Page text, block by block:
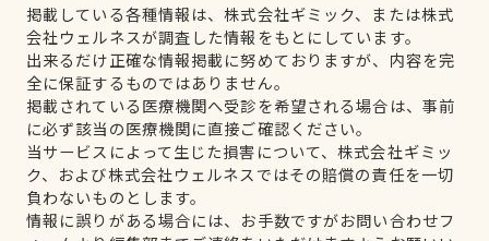
掲載している各種情報は、株式会社ギミック、または株式
会社ウェルネスが調査した情報をもとにしています。
出来るだけ正確な情報掲載に努めておりますが、内容を完
全に保証するものではありません。
掲載されている医療機関へ受診を希望される場合は、事前
に必ず該当の医療機関に直接ご確認ください。
当サービスによって生じた損害について、株式会社ギミッ
ク、および株式会社ウェルネスではその賠償の責任を一切
負わないものとします。
情報に誤りがある場合には、お手数ですがお問い合わせフ